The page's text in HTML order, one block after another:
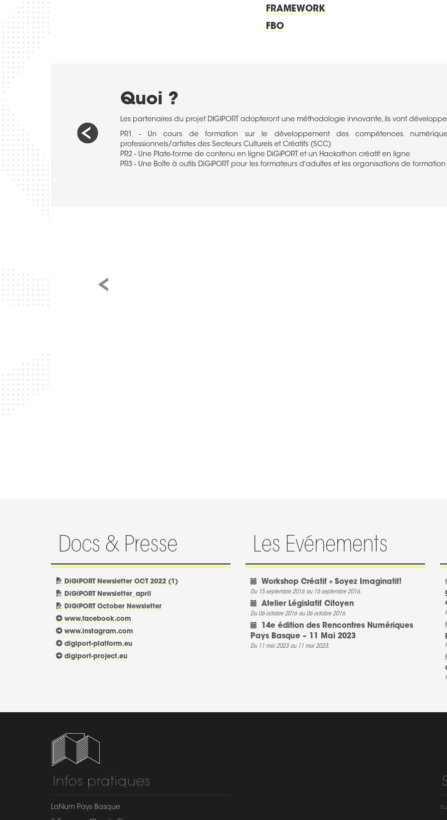
FRAMEWORK
FBO
les économies européennes et
actuelle du Covid- 19, ainsi que
de pointe et de la
Quoi ?
Les partenaires du projet DIGIPORT adopteront une méthodologie innovante, ils vont
PR1 - Un cours de formation sur le développement des compétences
professionnels/artistes des Secteurs Culturels et Créatifs (SCC)
PR2 - Une Plate-forme de contenu en ligne DiGiPORT et un Hackathon créatif en ligne
PR3 - Une Boîte à outils DiGiPORT pour les formateurs d'adultes et les organisations de
Docs & Presse
DiGiPORT Newsletter OCT 2022 (1)
DiGiPORT Newsletter_april
DiGiPORT October Newsletter
www.facebook.com
www.instagram.com
digiport-platform.eu
digiport-project.eu
Les Evénements
Workshop Créatif « Soyez Imaginatif!
Du 15 septembre 2016 au 15 septembre 2016.
Atelier Législatif Citoyen
Du 06 octobre 2016 au 06 octobre 2016.
14e édition des Rencontres Numériques
Pays Basque – 11 Mai 2023
Du 11 mai 2023 au 11 mai 2023.
Infos pratiques
LaNum Pays Basque